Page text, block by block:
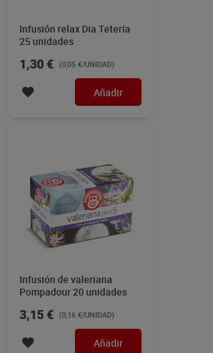
Infusión relax Dia Tetería
25 unidades
1,30 € (0,05 €/UNIDAD)
Añadir
Infusión de valeriana
Pompadour 20 unidades
3,15 € (0,16 €/UNIDAD)
Añadir